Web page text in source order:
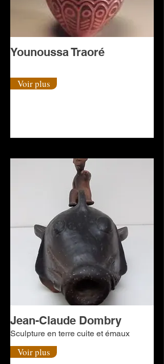
Younoussa Traoré
Voir plus
Jean-Claude Dombry
Sculpture en terre cuite et émaux
Voir plus